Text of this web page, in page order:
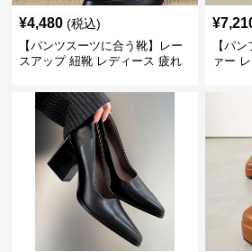
¥4,480 (税込)
【パンツスーツに合う靴】レー
スアップ 紐靴 レディース 疲れ
ビジネスシューズ
¥
【パ
ァー
トゥ